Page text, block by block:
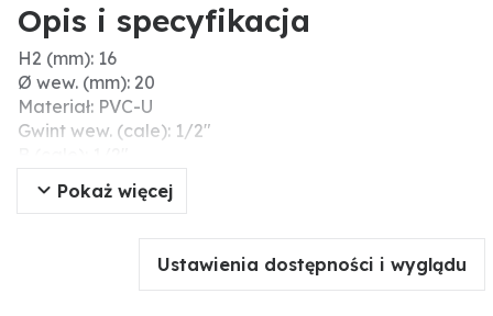
Opis i specyfikacja
H2 (mm): 16
Ø wew. (mm): 20
Materiał: PVC-U
Gwint wew. (cale): 1/2"
L (mm): 15
Ciśnienie robocze maks. (bar): 10
Pokaż więcej
Ustawienia dostępności i wyglądu